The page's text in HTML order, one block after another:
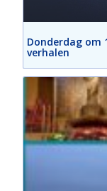
Donderdag om
verhalen